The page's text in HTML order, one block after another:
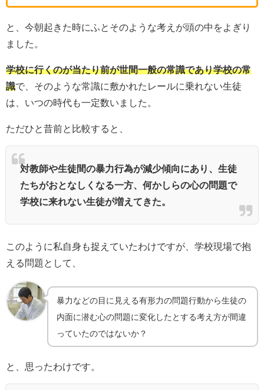
と、今朝起きた時にふとそのような考えが頭の中をよぎり
ました。
学校に行くのが当たり前が世間一般の常識であり学校の常
識で、そのような常識に敷かれたレールに乗れない生徒
は、いつの時代も一定数いました。
ただひと昔前と比較すると、
対教師や生徒間の暴力行為が減少傾向にあり、生徒
たちがおとなしくなる一方、何かしらの心の問題で
学校に来れない生徒が増えてきた。
このように私自身も捉えていたわけですが、学校現場で抱
える問題として、
暴力などの目に見える有形力の問題行動から生徒の
内面に潜む心の問題に変化したとする考え方が間違
っていたのではないか？
と、思ったわけです。